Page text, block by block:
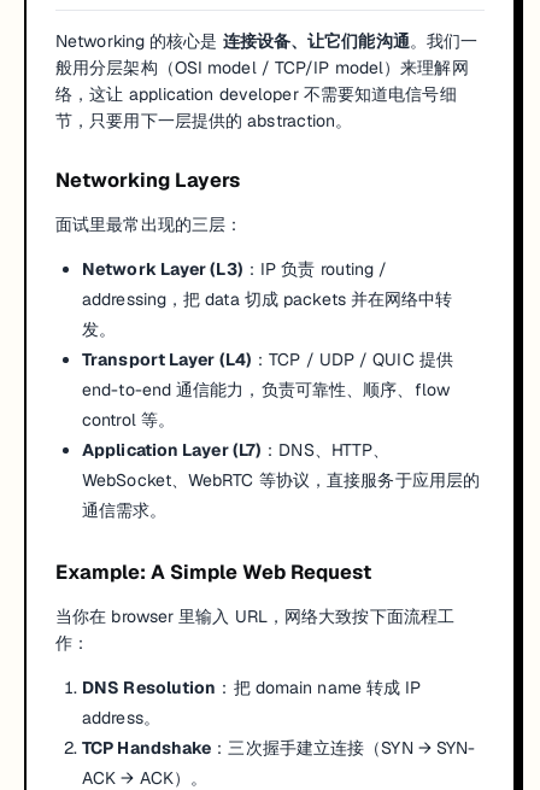
Networking 的核心是 连接设备、让它们能沟通。我们一
般用分层架构（OSI model / TCP/IP model）来理解网
络，这让 application developer 不需要知道电信号细
节，只要用下一层提供的 abstraction。
Networking Layers
面试里最常出现的三层：
Network Layer (L3) ：IP 负责 routing /
addressing，把 data 切成 packets 并在网络中转
发。
Transport Layer (L4) ：TCP / UDP / QUIC 提供
end-to-end 通信能力，负责可靠性、顺序、flow
control 等。
Application Layer (L7) ：DNS、HTTP、
WebSocket、WebRTC 等协议，直接服务于应用层的
通信需求。
Example: A Simple Web Request
当你在 browser 里输入 URL，网络大致按下面流程工
作：
DNS Resolution ：把 domain name 转成 IP
address。
TCP Handshake ：三次握手建立连接（SYN → SYN-
ACK → ACK）。